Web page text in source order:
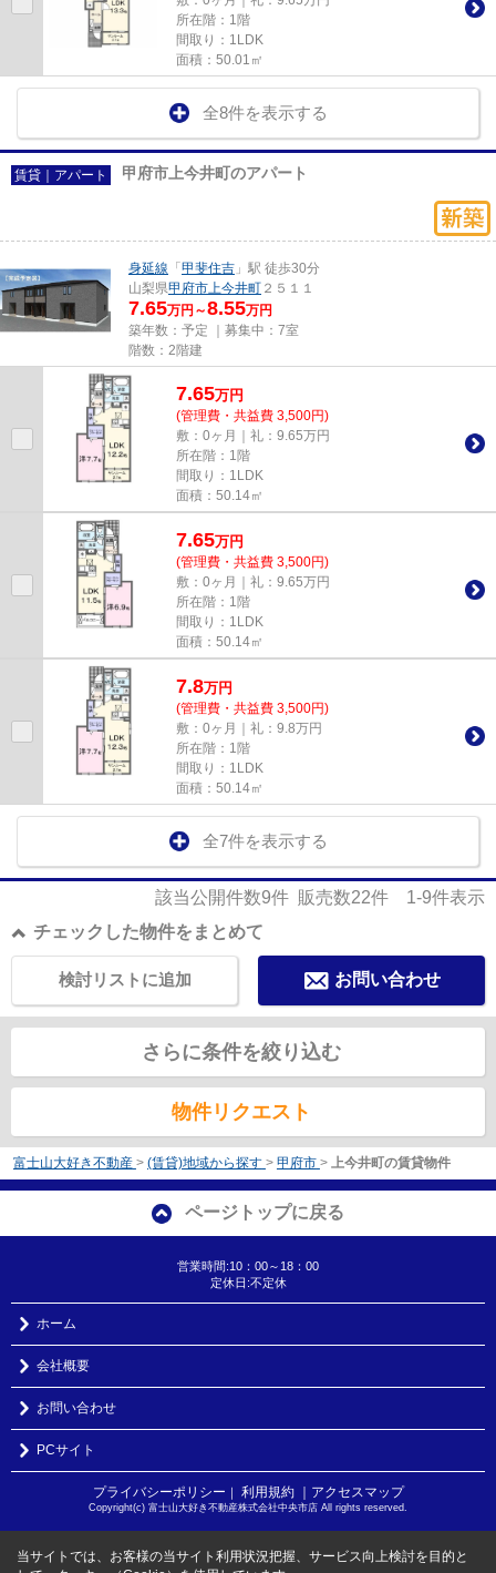
所在階：1階
間取り：1LDK
面積：50.01㎡
全8件を表示する
賃貸｜アパート 甲府市上今井町のアパート
身延線 「 甲斐住吉 」駅 徒歩30分
山梨県甲府市上今井町 ２５１１
7.65万円～8.55万円
築年数：予定 ｜募集中： 7室
階数：2階建
7.65万円
(管理費・共益費 3,500円)
敷：0ヶ月｜礼：9.65万円
所在階：1階
間取り：1LDK
面積：50.14㎡
7.65万円
(管理費・共益費 3,500円)
敷：0ヶ月｜礼：9.65万円
所在階：1階
間取り：1LDK
面積：50.14㎡
7.8万円
(管理費・共益費 3,500円)
敷：0ヶ月｜礼：9.8万円
所在階：1階
間取り：1LDK
面積：50.14㎡
全7件を表示する
該当公開件数9件 販売数22件 1-9件表示
チェックした物件をまとめて
お問い合わせ
検討リストに追加
さらに条件を絞り込む
物件リクエスト
富士山大好き不動産 > (賃貸)地域から探す > 甲府市 > 上今井町の賃貸物件
ページトップに戻る
営業時間:10：00～18：00
定休日:不定休
ホーム
会社概要
お問い合わせ
PCサイト
プライバシーポリシー ｜ 利用規約 ｜アクセスマップ
Copyright(c) 富士山大好き不動産株式会社中央市店 All rights reserved.
当サイトでは、お客様の当サイト利用状況把握、サービス向上検討を目的と